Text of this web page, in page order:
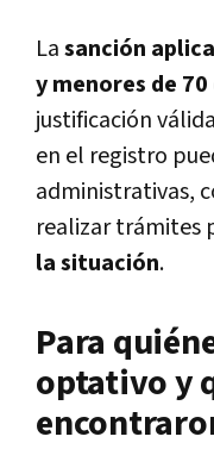
Lasanción
y menores de 70
justificación
en el registro
administrativas,
realizar trámites
la situación.
Para
optativo y